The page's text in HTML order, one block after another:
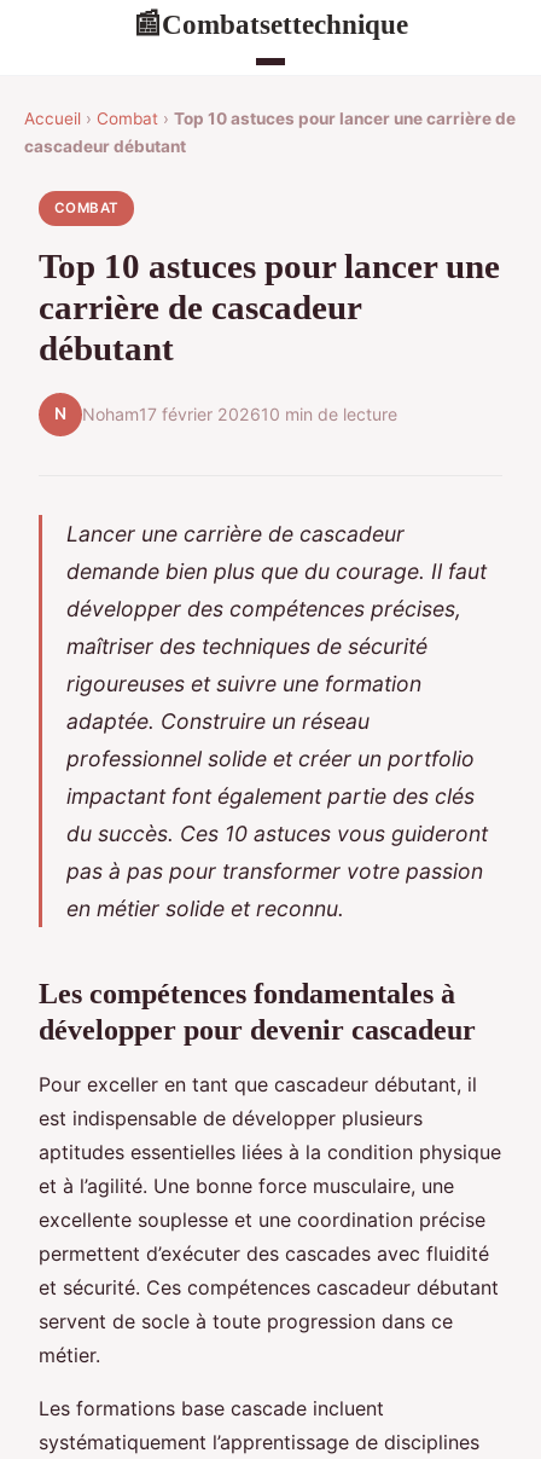
📰Combatsettechnique
Accueil › Combat › Top 10 astuces pour lancer une carrière de
cascadeur débutant
COMBAT
Top 10 astuces pour lancer une
carrière de cascadeur
débutant
N Noham17 février 202610 min de lecture
Lancer une carrière de cascadeur
demande bien plus que du courage. Il faut
développer des compétences précises,
maîtriser des techniques de sécurité
rigoureuses et suivre une formation
adaptée. Construire un réseau
professionnel solide et créer un portfolio
impactant font également partie des clés
du succès. Ces 10 astuces vous guideront
pas à pas pour transformer votre passion
en métier solide et reconnu.
Les compétences fondamentales à
développer pour devenir cascadeur
Pour exceller en tant que cascadeur débutant, il
est indispensable de développer plusieurs
aptitudes essentielles liées à la condition physique
et à l’agilité. Une bonne force musculaire, une
excellente souplesse et une coordination précise
permettent d’exécuter des cascades avec fluidité
et sécurité. Ces compétences cascadeur débutant
servent de socle à toute progression dans ce
métier.
Les formations base cascade incluent
systématiquement l’apprentissage de disciplines